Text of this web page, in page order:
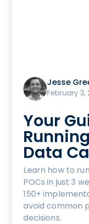
Jesse
February 3,
Your
Data
Learn how to
POCs in just 3
150+
avoid common
decisions.